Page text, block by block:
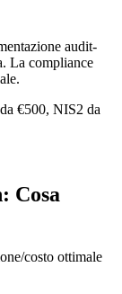
audit-
La compliance
€500, NIS2 da
Cosa
costo ottimale